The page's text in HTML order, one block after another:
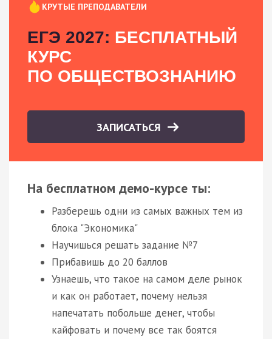
КРУТЫЕ ПРЕПОДАВАТЕЛИ
ЕГЭ 2027: БЕСПЛАТНЫЙ
КУРС
ПО ОБЩЕСТВОЗНАНИЮ
ЗАПИСАТЬСЯ
На бесплатном демо-курсе ты:
Разберешь одни из самых важных тем из
блока "Экономика"
Научишься решать задание №7
Прибавишь до 20 баллов
Узнаешь, что такое на самом деле рынок
и как он работает, почему нельзя
напечатать побольше денег, чтобы
кайфовать и почему все так боятся